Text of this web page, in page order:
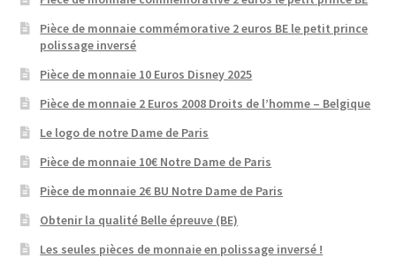
Pièce de monnaie commémorative 2 euros BE le petit prince
polissage inversé
Pièce de monnaie 10 Euros Disney 2025
Pièce de monnaie 2 Euros 2008 Droits de l’homme – Belgique
Le logo de notre Dame de Paris
Pièce de monnaie 10€ Notre Dame de Paris
Pièce de monnaie 2€ BU Notre Dame de Paris
Obtenir la qualité Belle épreuve (BE)
Les seules pièces de monnaie en polissage inversé !